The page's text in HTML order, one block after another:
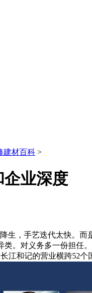
建材百科 >
业深度
，手艺迭代太快。而
。对义务多一份担任
江和记的营业横跨52